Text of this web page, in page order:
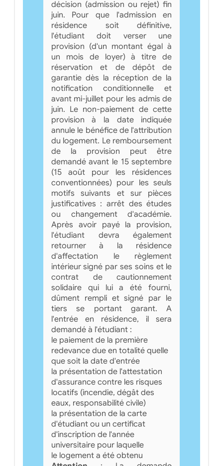
décision (admission ou rejet) fin
juin. Pour que l'admission en
résidence soit définitive,
l'étudiant doit verser une
provision (d'un montant égal à
un mois de loyer) à titre de
réservation et de dépôt de
garantie dès la réception de la
notification conditionnelle et
avant mi-juillet pour les admis de
juin. Le non-paiement de cette
provision à la date indiquée
annule le bénéfice de l'attribution
du logement. Le remboursement
de la provision peut être
demandé avant le 15 septembre
(15 août pour les résidences
conventionnées) pour les seuls
motifs suivants et sur pièces
justificatives : arrêt des études
ou changement d'académie.
Après avoir payé la provision,
l'étudiant devra également
retourner à la résidence
d'affectation le règlement
intérieur signé par ses soins et le
contrat de cautionnement
solidaire qui lui a été fourni,
dûment rempli et signé par le
tiers se portant garant. A
l'entrée en résidence, il sera
demandé à l'étudiant :
le paiement de la première
redevance due en totalité quelle
que soit la date d'entrée
la présentation de l'attestation
d'assurance contre les risques
locatifs (incendie, dégât des
eaux, responsabilité civile)
la présentation de la carte
d'étudiant ou un certificat
d'inscription de l'année
universitaire pour laquelle
le logement a été obtenu